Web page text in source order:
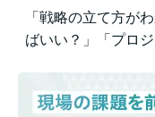
「戦略の立て方が
ばいい？」「プロ